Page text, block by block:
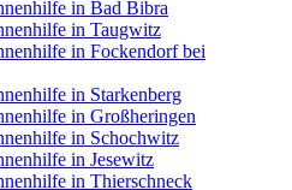
in Bad Bibra
in Taugwitz
in Fockendorf bei
in Starkenberg
in Großheringen
in Schochwitz
in Jesewitz
in Thierschneck